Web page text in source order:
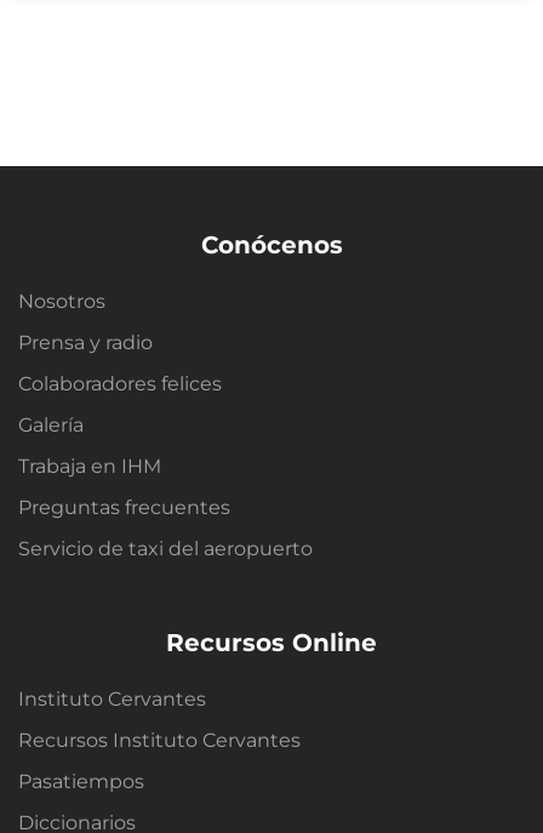
Conócenos
Nosotros
Prensa y radio
Colaboradores felices
Galería
Trabaja en IHM
Preguntas frecuentes
Servicio de taxi del aeropuerto
Recursos Online
Instituto Cervantes
Recursos Instituto Cervantes
Pasatiempos
Diccionarios